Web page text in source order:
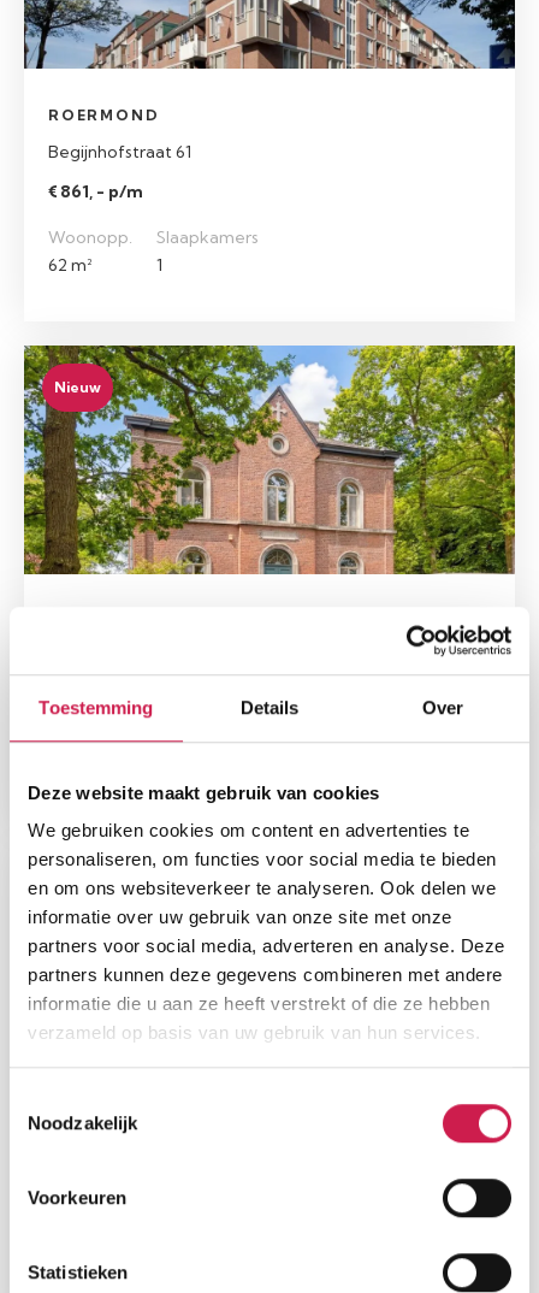
Toestemming Details Over
Deze website maakt gebruik van cookies
We gebruiken cookies om content en advertenties te
personaliseren, om functies voor social media te bieden
en om ons websiteverkeer te analyseren. Ook delen we
informatie over uw gebruik van onze site met onze
partners voor social media, adverteren en analyse. Deze
partners kunnen deze gegevens combineren met andere
informatie die u aan ze heeft verstrekt of die ze hebben
verzameld op basis van uw gebruik van hun services.
Noodzakelijk
Voorkeuren
Statistieken
ROERMOND
Begijnhofstraat 61
€ 861, - p/m
Woonopp.
62 m²
Slaapkamers
1
Nieuw
€ 939.000, - k.k.
Woonopp.
Perceel
Slaapkamers
Nieuw
3680 MAASEIK
€ 849.000, - k.k.
380 m²